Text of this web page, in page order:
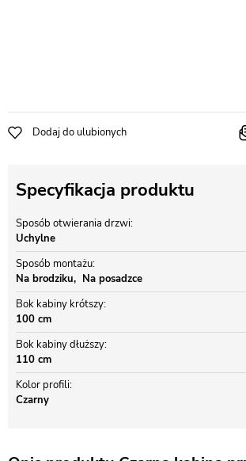
Dodaj do ulubionych
Specyfikacja produktu
Sposób otwierania drzwi
Uchylne
Sposób montażu
Na brodziku
Na posadzce
Bok kabiny krótszy
100 cm
Bok kabiny dłuższy
110 cm
Kolor profili
Czarny